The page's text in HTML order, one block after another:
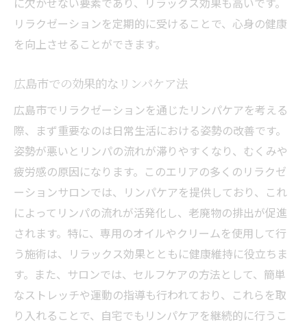
リラクゼーションを定期的に受けることで、心身の健康
を向上させることができます。
広島市での効果的なリンパケア法
広島市でリラクゼーションを通じたリンパケアを考える
際、まず重要なのは日常生活における姿勢の改善です。
姿勢が悪いとリンパの流れが滞りやすくなり、むくみや
疲労感の原因になります。このエリアの多くのリラクゼ
ーションサロンでは、リンパケアを提供しており、これ
によってリンパの流れが活発化し、老廃物の排出が促進
されます。特に、専用のオイルやクリームを使用して行
う施術は、リラックス効果とともに健康維持に役立ちま
す。また、サロンでは、セルフケアの方法として、簡単
なストレッチや運動の指導も行われており、これらを取
り入れることで、自宅でもリンパケアを継続的に行うこ